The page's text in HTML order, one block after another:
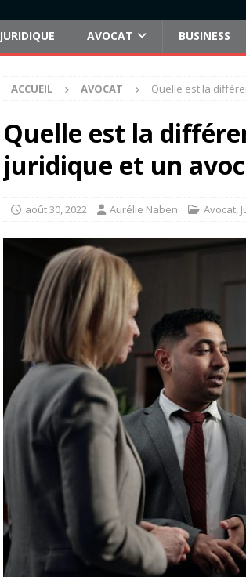
JURIDIQUE AVOCAT BUSINESS
ACCUEIL AVOCAT Quelle est la
Quelle est la
juridique et un
août 30, 2022 Aurélie Naben Avocat,